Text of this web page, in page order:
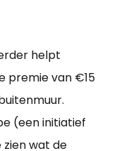
helpt
premie van €15
(een initiatief
wat de